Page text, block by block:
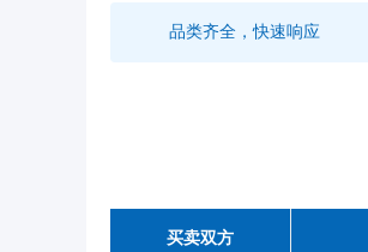
品类齐全，快速响应
买卖双方